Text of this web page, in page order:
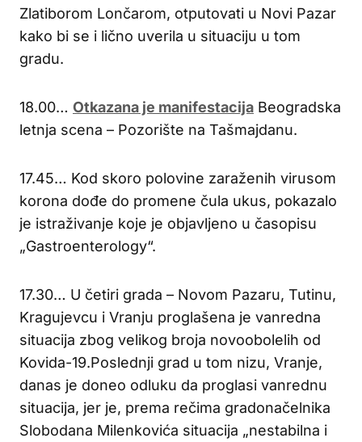
Zlatiborom Lončarom, otputovati u Novi Pazar
kako bi se i lično uverila u situaciju u tom
gradu.
18.00… Otkazana je manifestacija Beogradska
letnja scena – Pozorište na Tašmajdanu.
17.45… Kod skoro polovine zaraženih virusom
korona dođe do promene čula ukus, pokazalo
je istraživanje koje je objavljeno u časopisu
„Gastroenterology“.
17.30… U četiri grada – Novom Pazaru, Tutinu,
Kragujevcu i Vranju proglašena je vanredna
situacija zbog velikog broja novoobolelih od
Kovida-19.Poslednji grad u tom nizu, Vranje,
danas je doneo odluku da proglasi vanrednu
situacija, jer je, prema rečima gradonačelnika
Slobodana Milenkovića situacija „nestabilna i